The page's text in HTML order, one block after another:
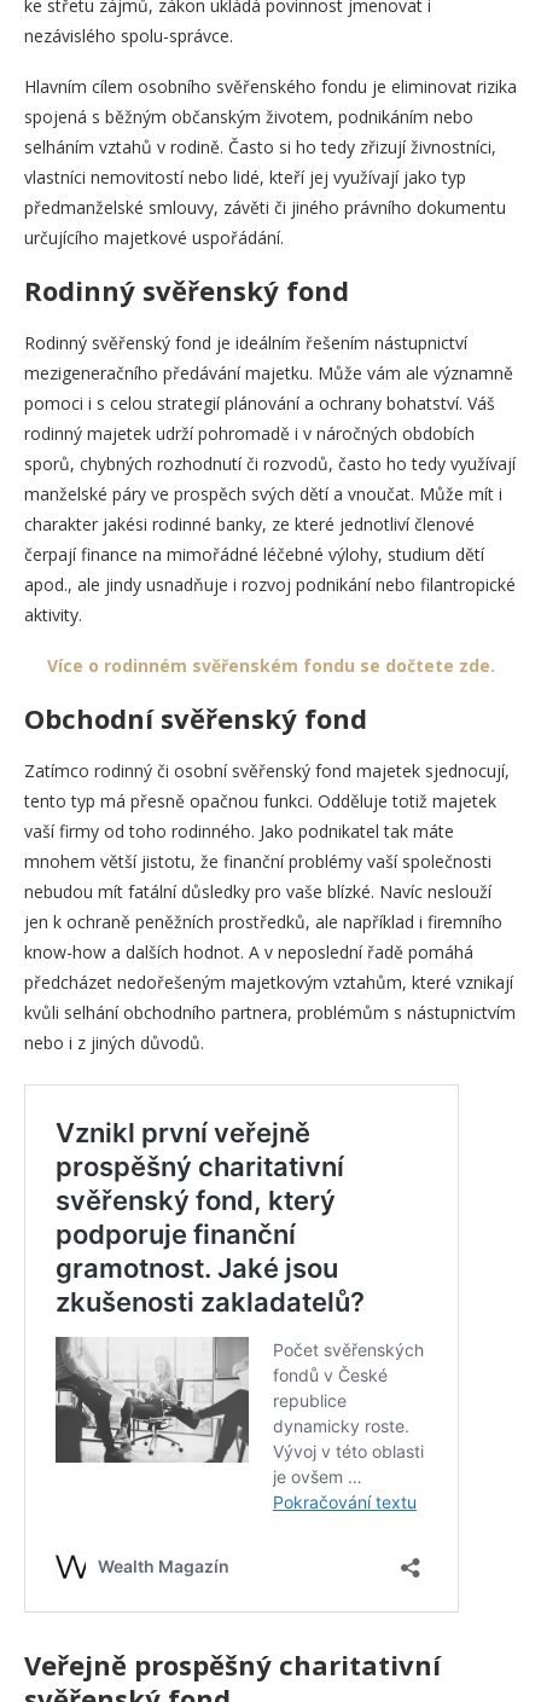
ke střetu zájmů, zákon ukládá povinnost jmenovat i
nezávislého spolu-správce.
Hlavním cílem osobního svěřenského fondu je eliminovat rizika
spojená s běžným občanským životem, podnikáním nebo
selháním vztahů v rodině. Často si ho tedy zřizují živnostníci,
vlastníci nemovitostí nebo lidé, kteří jej využívají jako typ
předmanželské smlouvy, závěti či jiného právního dokumentu
určujícího majetkové uspořádání.
Rodinný svěřenský fond
Rodinný svěřenský fond je ideálním řešením nástupnictví
mezigeneračního předávání majetku. Může vám ale významně
pomoci i s celou strategií plánování a ochrany bohatství. Váš
rodinný majetek udrží pohromadě i v náročných obdobích
sporů, chybných rozhodnutí či rozvodů, často ho tedy využívají
manželské páry ve prospěch svých dětí a vnoučat. Může mít i
charakter jakési rodinné banky, ze které jednotliví členové
čerpají finance na mimořádné léčebné výlohy, studium dětí
apod., ale jindy usnadňuje i rozvoj podnikání nebo filantropické
aktivity.
Více o rodinném svěřenském fondu se dočtete zde.
Obchodní svěřenský fond
Zatímco rodinný či osobní svěřenský fond majetek sjednocují,
tento typ má přesně opačnou funkci. Odděluje totiž majetek
vaší firmy od toho rodinného. Jako podnikatel tak máte
mnohem větší jistotu, že finanční problémy vaší společnosti
nebudou mít fatální důsledky pro vaše blízké. Navíc neslouží
jen k ochraně peněžních prostředků, ale například i firemního
know-how a dalších hodnot. A v neposlední řadě pomáhá
předcházet nedořešeným majetkovým vztahům, které vznikají
kvůli selhání obchodního partnera, problémům s nástupnictvím
nebo i z jiných důvodů.
Veřejně prospěšný charitativní